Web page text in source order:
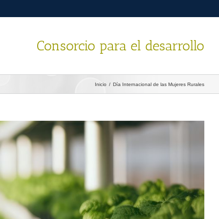
Consorcio para el desarrollo
Inicio / Día Internacional de las Mujeres Rurales